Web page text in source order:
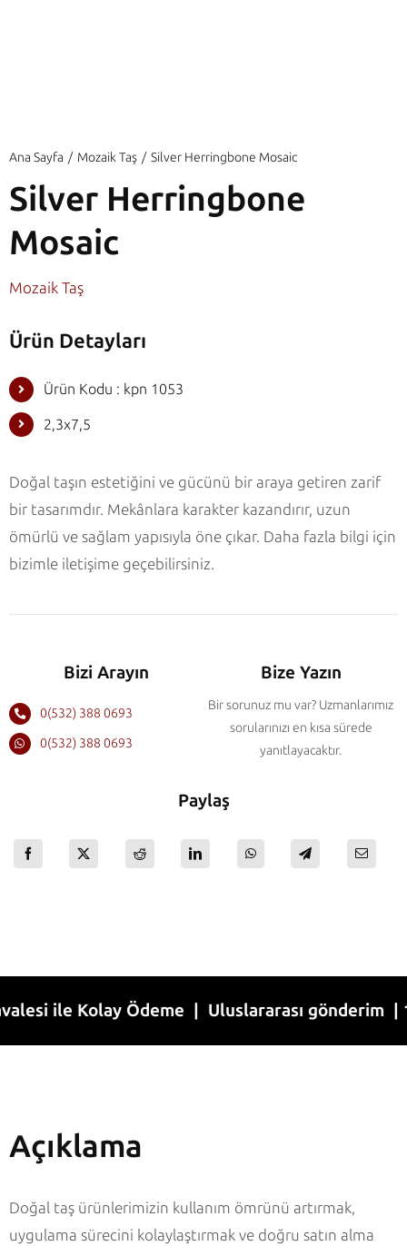
Ana Sayfa Mozaik Taş Silver Herringbone Mosaic
Silver Herringbone
Mosaic
Mozaik Taş
Ürün Detayları
Ürün Kodu : kpn 1053
2,3x7,5
Doğal taşın estetiğini ve gücünü bir araya getiren zarif
bir tasarımdır. Mekânlara karakter kazandırır, uzun
ömürlü ve sağlam yapısıyla öne çıkar. Daha fazla bilgi için
bizimle iletişime geçebilirsiniz.
Bizi Arayın
0(532) 388 0693
0(532) 388 0693
Bize Yazın
Bir sorunuz mu var? Uzmanlarımız
sorularınızı en kısa sürede
yanıtlayacaktır.
Paylaş
Kolay Ödeme | Uluslararası gönderim | 1-7
Açıklama
Doğal taş ürünlerimizin kullanım ömrünü artırmak,
uygulama sürecini kolaylaştırmak ve doğru satın alma